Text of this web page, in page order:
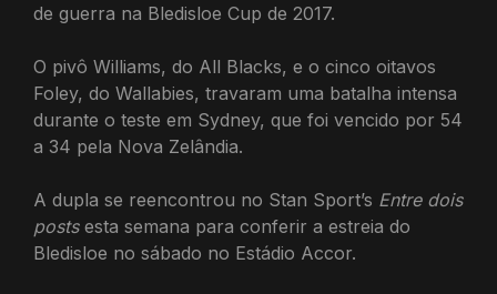
de guerra na Bledisloe Cup de 2017.
O pivô Williams, do All Blacks, e o cinco oitavos
Foley, do Wallabies, travaram uma batalha intensa
durante o teste em Sydney, que foi vencido por 54
a 34 pela Nova Zelândia.
A dupla se reencontrou no Stan Sport’s Entre dois
postsesta semana para conferir a estreia do
Bledisloe no sábado no Estádio Accor.